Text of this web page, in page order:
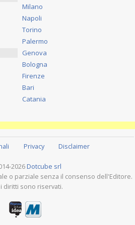
Milano
Napoli
Torino
Palermo
Genova
Bologna
Firenze
Bari
Catania
Privacy Disclaimer
2026 Dotcube srl
o parziale senza il consenso dell'Editore.
diritti sono riservati.